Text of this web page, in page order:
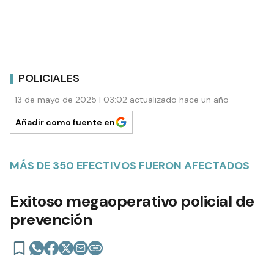
POLICIALES
13 de mayo de 2025 | 03:02 actualizado hace un año
Añadir como fuente en
MÁS DE 350 EFECTIVOS FUERON AFECTADOS
Exitoso megaoperativo policial de
prevención